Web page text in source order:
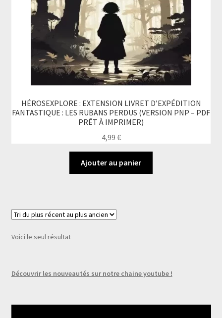
HÉROSEXPLORE : EXTENSION LIVRET D’EXPÉDITION
FANTASTIQUE : LES RUBANS PERDUS (VERSION PNP – PDF
PRÊT À IMPRIMER)
4,99 €
Ajouter au panier
Voici le seul résultat
Découvrir les nouveautés sur notre chaine youtube !